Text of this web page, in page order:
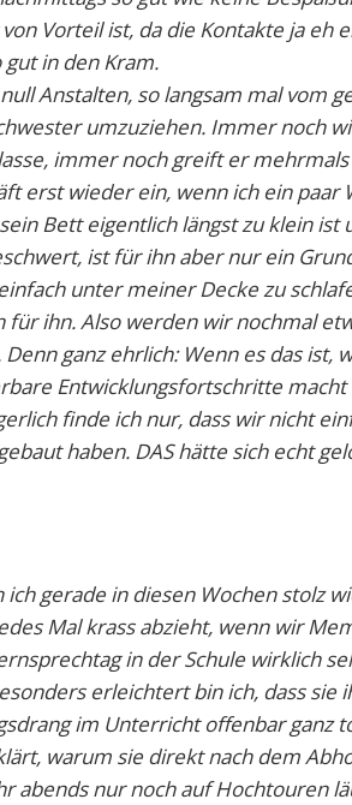
Vorteil ist, da die Kontakte ja eh
in den Kram.
Anstalten, so langsam mal vom
umzuziehen. Immer noch
immer noch greift er
erst wieder ein, wenn ich ein paar
Bett eigentlich längst zu klein ist
ist für ihn aber nur ein
unter meiner Decke zu
ihn. Also werden wir nochmal
ganz ehrlich: Wenn es das ist,
Entwicklungsfortschritte
finde ich nur, dass wir nicht
haben. DAS hätte sich echt
gerade in diesen Wochen stolz
Mal krass abzieht, wenn wir
in der Schule wirklich
erleichtert bin ich, dass sie
im Unterricht offenbar ganz
warum sie direkt nach dem
abends nur noch auf Hochtouren